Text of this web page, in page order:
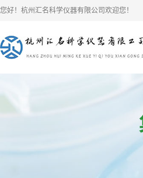
您好！杭州汇名科学仪器有限公司欢迎您！